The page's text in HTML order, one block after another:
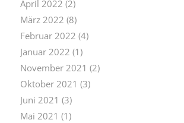
April 2022 (2)
März 2022 (8)
Februar 2022 (4)
Januar 2022 (1)
November 2021 (2)
Oktober 2021 (3)
Juni 2021 (3)
Mai 2021 (1)